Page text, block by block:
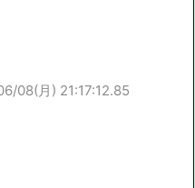
08(月) 21:17:12.85